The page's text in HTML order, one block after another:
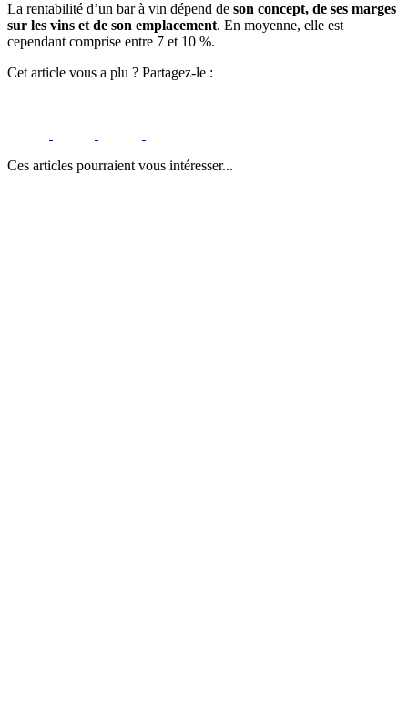
La rentabilité d’un bar à vin dépend de son concept, de ses marges
sur les vins et de son emplacement. En moyenne, elle est
cependant comprise entre 7 et 10 %.
Cet article vous a plu ? Partagez-le :
Ces articles pourraient vous intéresser...